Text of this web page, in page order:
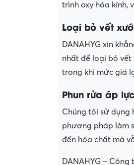
trình oxy hóa kính,
Loại bỏ vết
DANAHYG xin
nhất để loại bỏ vết
trong khi mức giá
Phun rửa áp lực
Chúng tôi sử dụng
phương pháp làm
đến hóa chất mà
DANAHYG –